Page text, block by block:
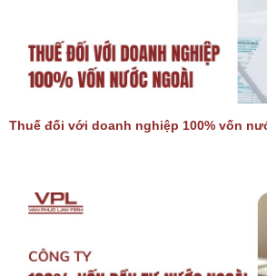
Thuế đối với doanh nghiệp 100% vốn